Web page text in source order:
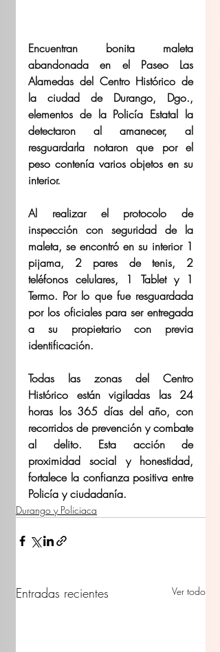
Encuentran bonita maleta
abandonada en el Paseo Las
Alamedas del Centro Histórico de
la ciudad de Durango, Dgo.,
elementos de la Policía Estatal la
detectaron al amanecer, al
resguardarla notaron que por el
peso contenía varios objetos en su
interior.
Al realizar el protocolo de
inspección con seguridad de la
maleta, se encontró en su interior 1
pijama, 2 pares de tenis, 2
teléfonos celulares, 1 Tablet y 1
Termo. Por lo que fue resguardada
por los oficiales para ser entregada
a su propietario con previa
identificación.
Todas las zonas del Centro
Histórico están vigiladas las 24
horas los 365 días del año, con
recorridos de prevención y combate
al delito. Esta acción de
proximidad social y honestidad,
fortalece la confianza positiva entre
Policía y ciudadanía.
Durango y Policiaca
Entradas recientes Ver todo